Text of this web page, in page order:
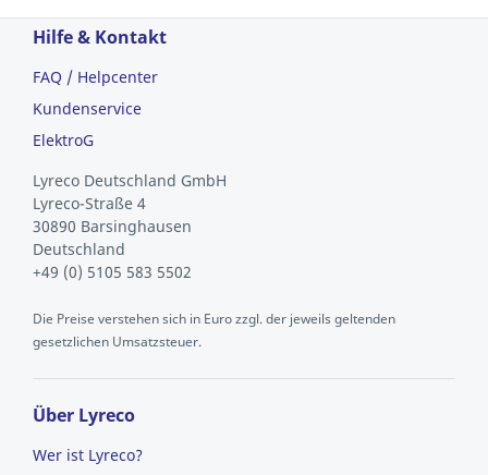
Hilfe & Kontakt
FAQ / Helpcenter
Kundenservice
ElektroG
Lyreco Deutschland GmbH
Lyreco-Straße 4
30890 Barsinghausen
Deutschland
+49 (0) 5105 583 5502
Die Preise verstehen sich in Euro zzgl. der jeweils geltenden
gesetzlichen Umsatzsteuer.
Über Lyreco
Wer ist Lyreco?